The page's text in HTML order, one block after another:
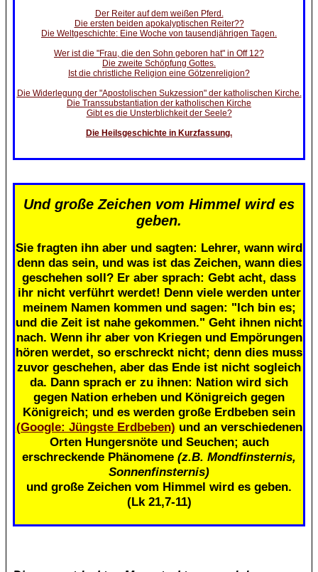
Der Reiter auf dem weißen Pferd.
Die ersten beiden apokalyptischen Reiter??
Die Weltgeschichte: Eine Woche von tausendjährigen Tagen.
Wer ist die "Frau, die den Sohn geboren hat" in Off 12?
Die zweite Schöpfung Gottes.
Ist die christliche Religion eine Götzenreligion?
Die Widerlegung der "Apostolischen Sukzession" der katholischen Kirche.
Die Transsubstantiation der katholischen Kirche
Gibt es die Unsterblichkeit der Seele?
Die Heilsgeschichte in Kurzfassung.
Und große Zeichen vom Himmel wird es
geben.
Sie fragten ihn aber und sagten: Lehrer, wann wird
denn das sein, und was ist das Zeichen, wann dies
geschehen soll? Er aber sprach: Gebt acht, dass
ihr nicht verführt werdet! Denn viele werden unter
meinem Namen kommen und sagen: "Ich bin es;
und die Zeit ist nahe gekommen." Geht ihnen nicht
nach. Wenn ihr aber von Kriegen und Empörungen
hören werdet, so erschreckt nicht; denn dies muss
zuvor geschehen, aber das Ende ist nicht sogleich
da. Dann sprach er zu ihnen: Nation wird sich
gegen Nation erheben und Königreich gegen
Königreich; und es werden große Erdbeben sein
(Google: Jüngste Erdbeben) und an verschiedenen
Orten Hungersnöte und Seuchen; auch
erschreckende Phänomene (z.B. Mondfinsternis,
Sonnenfinsternis)
und große Zeichen vom Himmel wird es geben.
(Lk 21,7-11)